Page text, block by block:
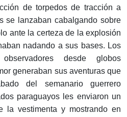
de torpedos de tracción a
se lanzaban cabalgando sobre
ante la certeza de la explosión
nadando a sus bases. Los
desde globos
generaban sus aventuras que
del semanario guerrero
paraguayos les enviaron un
la vestimenta y mostrando en